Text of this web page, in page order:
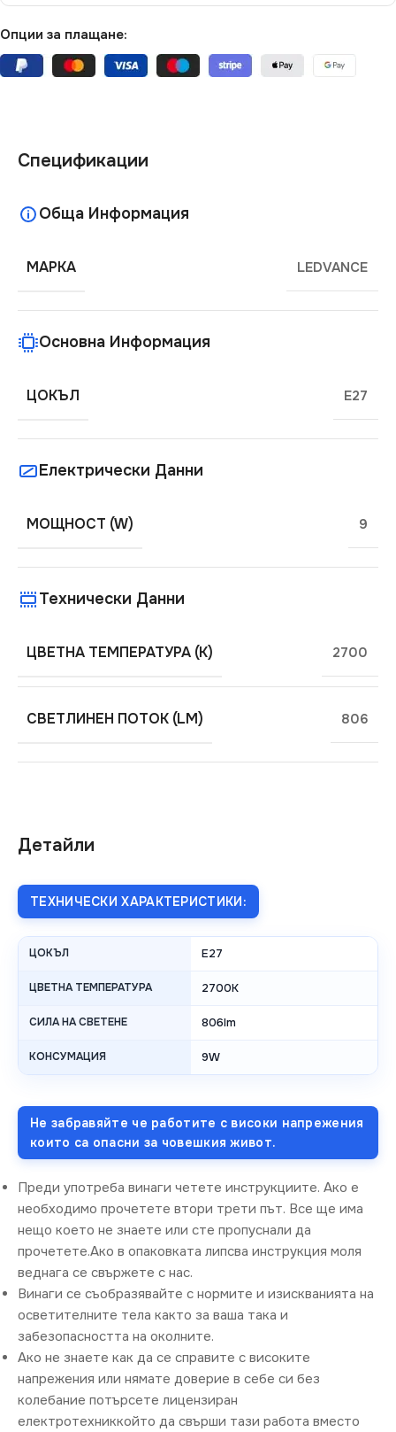
Опции за плащане:
Детайли
ТЕХНИЧЕСКИ ХАРАКТЕРИСТИКИ:
ЦОКЪЛ E27
ЦВЕТНА ТЕМПЕРАТУРА 2700K
СИЛА НА СВЕТЕНЕ 806lm
КОНСУМАЦИЯ 9W
Не забравяйте че работите с високи напрежения
които са опасни за човешкия живот.
Преди употреба винаги четете инструкциите. Ако е
необходимо прочетете втори трети път. Все ще има
нещо което не знаете или сте пропуснали да
прочетете.Ако в опаковката липсва инструкция моля
веднага се свържете с нас.
Винаги се съобразявайте с нормите и изискванията на
осветителните тела както за ваша така и
забезопасността на околните.
Ако не знаете как да се справите с високите
напрежения или нямате доверие в себе си без
колебание потърсете лицензиран
електротехниккойто да свърши тази работа вместо
Спецификации
Обща Информация
МАРКА LEDVANCE
Основна Информация
ЦОКЪЛ E27
Електрически Данни
МОЩНОСТ (W) 9
Технически Данни
ЦВЕТНА ТЕМПЕРАТУРА (K) 2700
СВЕТЛИНЕН ПОТОК (LM) 806